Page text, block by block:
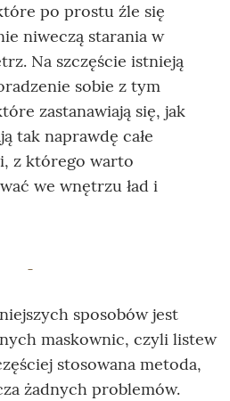
po prostu źle się
niweczą starania w
Na szczęście istnieją
sobie z tym
zastanawiają się, jak
tak naprawdę całe
z którego warto
we wnętrzu ład i
sposobów jest
maskownic, czyli listew
stosowana metoda,
żadnych problemów.